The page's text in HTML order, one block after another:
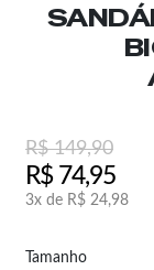
R$149,90
R$74,95
3x de R$ 24,98
Tamanho